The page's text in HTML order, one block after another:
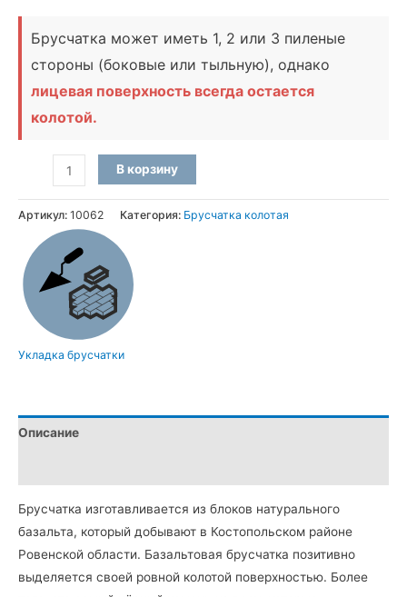
Брусчатка может иметь 1, 2 или 3 пиленые
стороны (боковые или тыльную), однако
лицевая поверхность всегда остается
колотой.
Количество
товара
Брусчатка
колотая
из
чёрного
камня
Базальт
В корзину
Артикул: 10062 Категория: Брусчатка колотая
Укладка брусчатки
Описание
Брусчатка изготавливается из блоков натурального
базальта, который добывают в Костопольском районе
Ровенской области. Базальтовая брусчатка позитивно
выделяется своей ровной колотой поверхностью. Более